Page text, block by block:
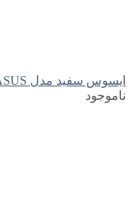
ايسوس سفید مدل ASUS...
ناموجود